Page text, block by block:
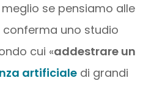
se pensiamo alle
uno studio
cui «addestrare un
artificialedi grandi